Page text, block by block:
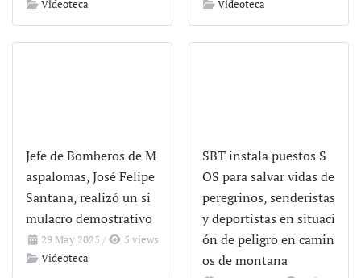
Videoteca
Videoteca
Jefe de Bomberos de M
aspalomas, José Felipe
Santana, realizó un si
mulacro demostrativo
29 May 2025 /
5 views
Videoteca
SBT instala puestos S
OS para salvar vidas de
peregrinos, senderistas
y deportistas en situaci
ón de peligro en camin
os de montana